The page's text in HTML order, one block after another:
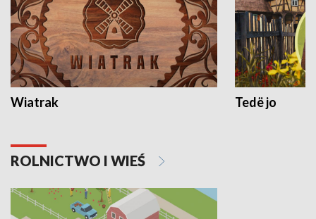
Wiatrak Tedë jo
ROLNICTWO I WIEŚ